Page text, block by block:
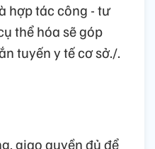
hợp tác công - tư
thể hóa sẽ góp
tuyến y tế cơ sở./.
giao quyền đủ để